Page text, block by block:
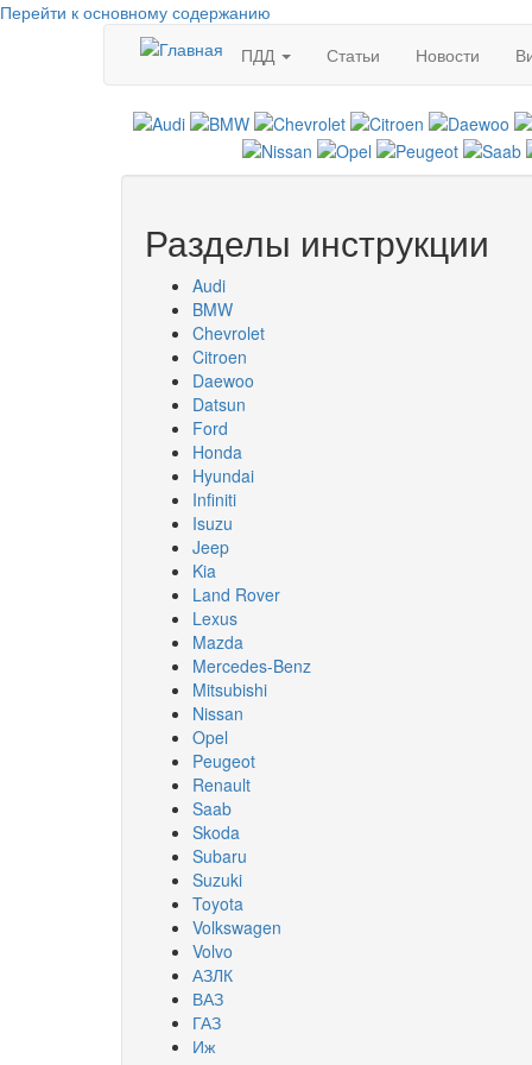
Перейти к основному содержанию
ПДД
Статьи Новости
Разделы инструкции
Audi
BMW
Chevrolet
Citroen
Daewoo
Datsun
Ford
Honda
Hyundai
Infiniti
Isuzu
Jeep
Kia
Land Rover
Lexus
Mazda
Mercedes-Benz
Mitsubishi
Nissan
Opel
Peugeot
Renault
Saab
Skoda
Subaru
Suzuki
Toyota
Volkswagen
Volvo
АЗЛК
ВАЗ
ГАЗ
Иж